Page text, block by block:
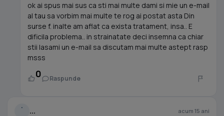
ok ai spus mai sus ca sti mai multe dami si mie un e-mail
al tau sa vorbim mai multe te rog ai postat asta Din
surse f. inalte am aflat ca exista tratament, insa.. E
dificila problema.. in strainatate deci insemna ca chiar
stii lasami un e-mail sa discutam mai multe astept rasp
msss
0 Raspunde
.
... acum 15 ani